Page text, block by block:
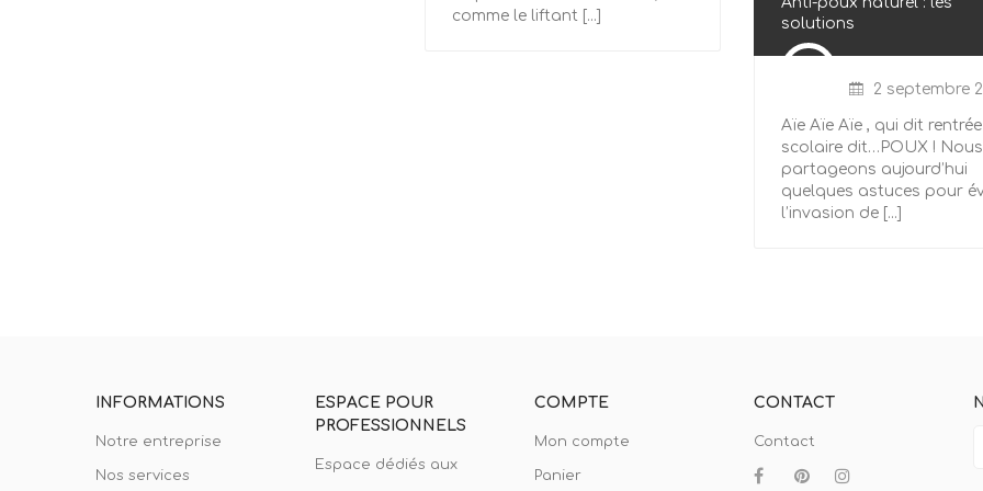
comme le liftant [...]
solutions
Posted
on
2 septembre
Aïe Aïe Aïe , qui dit rentrée
scolaire dit…POUX ! Nous
partageons aujourd’hui
quelques astuces pour
l’invasion de [...]
INFORMATIONS
Notre entreprise
Nos services
ESPACE POUR
PROFESSIONNELS
Espace dédiés aux
COMPTE
Mon compte
Panier
CONTACT
Contact